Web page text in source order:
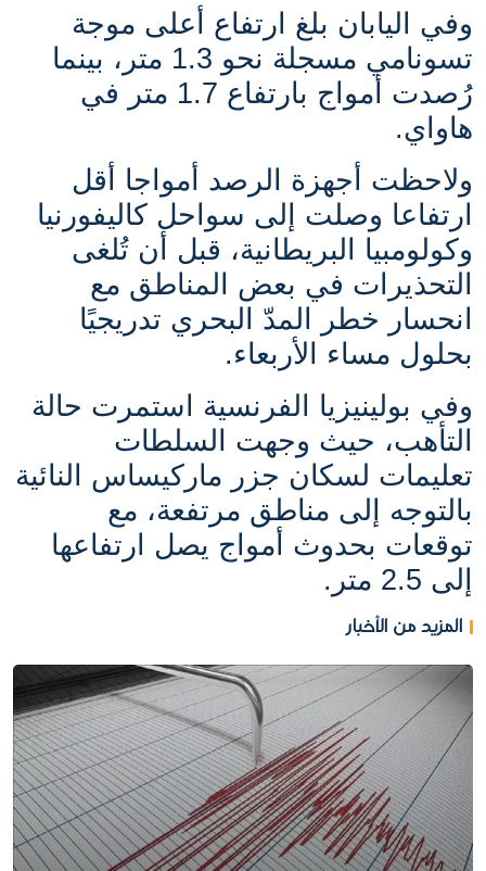
وفي اليابان بلغ ارتفاع أعلى موجة
تسونامي مسجلة نحو 1.3 متر، بينما
رُصدت أمواج بارتفاع 1.7 متر في
هاواي.
ولاحظت أجهزة الرصد أمواجا أقل
ارتفاعا وصلت إلى سواحل كاليفورنيا
وكولومبيا البريطانية، قبل أن تُلغى
التحذيرات في بعض المناطق مع
انحسار خطر المدّ البحري تدريجيًا
بحلول مساء الأربعاء.
وفي بولينيزيا الفرنسية استمرت حالة
التأهب، حيث وجهت السلطات
تعليمات لسكان جزر ماركيساس النائية
بالتوجه إلى مناطق مرتفعة، مع
توقعات بحدوث أمواج يصل ارتفاعها
إلى 2.5 متر.
المزيد من الأخبار